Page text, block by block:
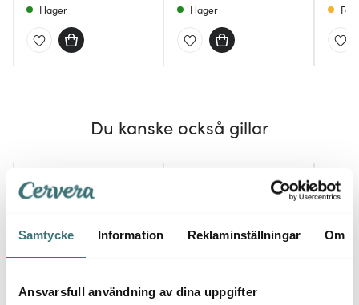
Samtycke Information Reklaminställningar Om
Ansvarsfull användning av dina uppgifter
I lager I lager Få
Du kanske också gillar